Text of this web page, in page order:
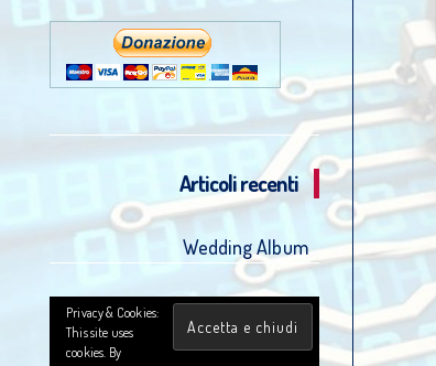
Articoli recenti
Wedding Album
Privacy & Cookies:
This site uses
cookies. By